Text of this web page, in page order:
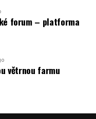
forum – platforma
větrnou farmu